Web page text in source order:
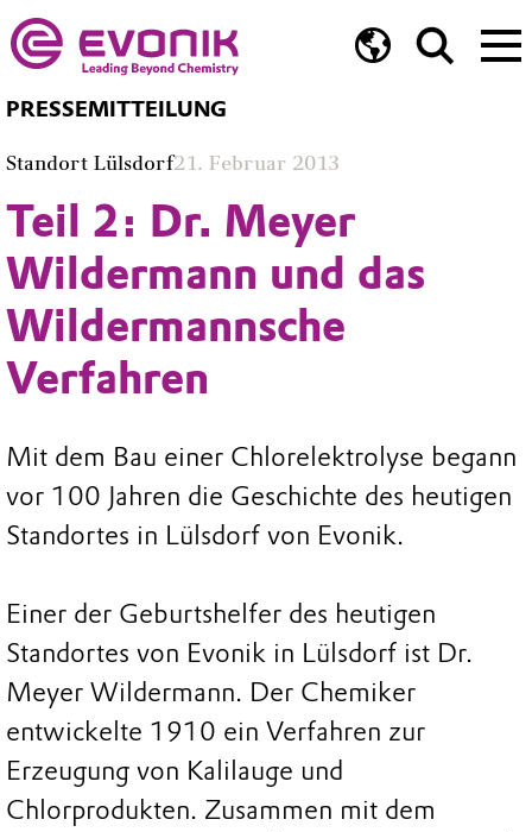
PRESSEMITTEILUNG
Standort Lülsdorf21. Februar 2013
Teil 2: Dr. Meyer
Wildermann und das
Wildermannsche
Verfahren
Mit dem Bau einer Chlorelektrolyse begann
vor 100 Jahren die Geschichte des heutigen
Standortes in Lülsdorf von Evonik.
Einer der Geburtshelfer des heutigen
Standortes von Evonik in Lülsdorf ist Dr.
Meyer Wildermann. Der Chemiker
entwickelte 1910 ein Verfahren zur
Erzeugung von Kalilauge und
Chlorprodukten. Zusammen mit dem